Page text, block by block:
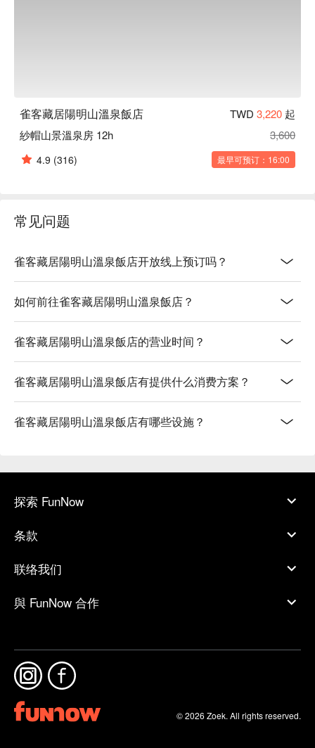
雀客藏居陽明山溫泉飯店 TWD 3,220 起
紗帽山景溫泉房 12h
3,600
4.9 (316) 最早可预订：16:00
常见问题
雀客藏居陽明山溫泉飯店开放线上预订吗？
如何前往雀客藏居陽明山溫泉飯店？
雀客藏居陽明山溫泉飯店的营业时间？
雀客藏居陽明山溫泉飯店有提供什么消费方案？
雀客藏居陽明山溫泉飯店有哪些设施？
探索 FunNow
条款
联络我们
與 FunNow 合作
© 2026 Zoek. All rights reserved.